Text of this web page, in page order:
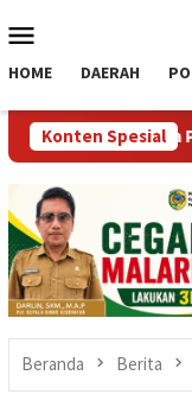
ke
Mobile
HOME DAERAH
Konten Spesial
Wisata Parigi
Beranda Berita